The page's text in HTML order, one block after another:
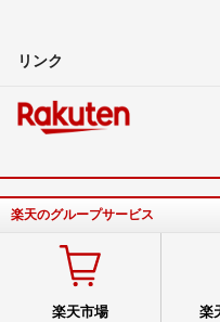
リンク
楽天のグループサービス
楽天市場 楽